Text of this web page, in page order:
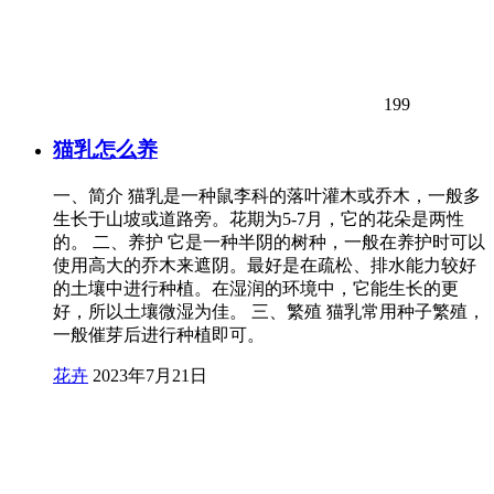
199
猫乳怎么养
一、简介 猫乳是一种鼠李科的落叶灌木或乔木，一般多
生长于山坡或道路旁。花期为5-7月，它的花朵是两性
的。 二、养护 它是一种半阴的树种，一般在养护时可以
使用高大的乔木来遮阴。最好是在疏松、排水能力较好
的土壤中进行种植。在湿润的环境中，它能生长的更
好，所以土壤微湿为佳。 三、繁殖 猫乳常用种子繁殖，
一般催芽后进行种植即可。
花卉 2023年7月21日